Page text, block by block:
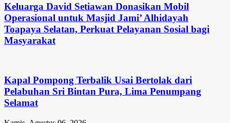
Keluarga David Setiawan Donasikan Mobil
Operasional untuk Masjid Jami’ Alhidayah
Toapaya Selatan, Perkuat Pelayanan Sosial bagi
Masyarakat
Kapal Pompong Terbalik Usai Bertolak dari
Pelabuhan Sri Bintan Pura, Lima Penumpang
Selamat